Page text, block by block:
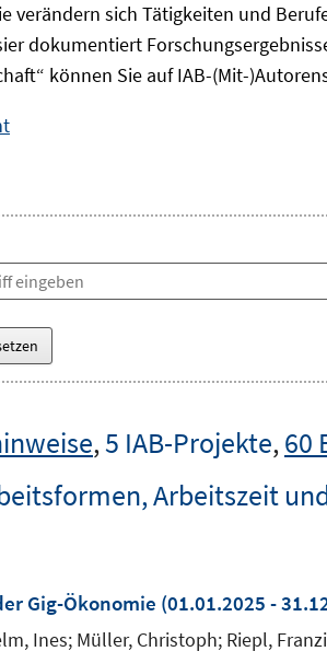
verändern sich Tätigkeiten und
dokumentiert
können Sie auf IAB-(Mit-
,5 IAB-Projekte,60
Arbeitszeit
Gig-Ökonomie (01.01.2025 -
Ines; Müller, Christoph; Riepl,